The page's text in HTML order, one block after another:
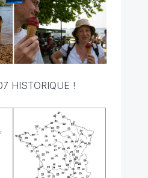
HISTORIQUE !